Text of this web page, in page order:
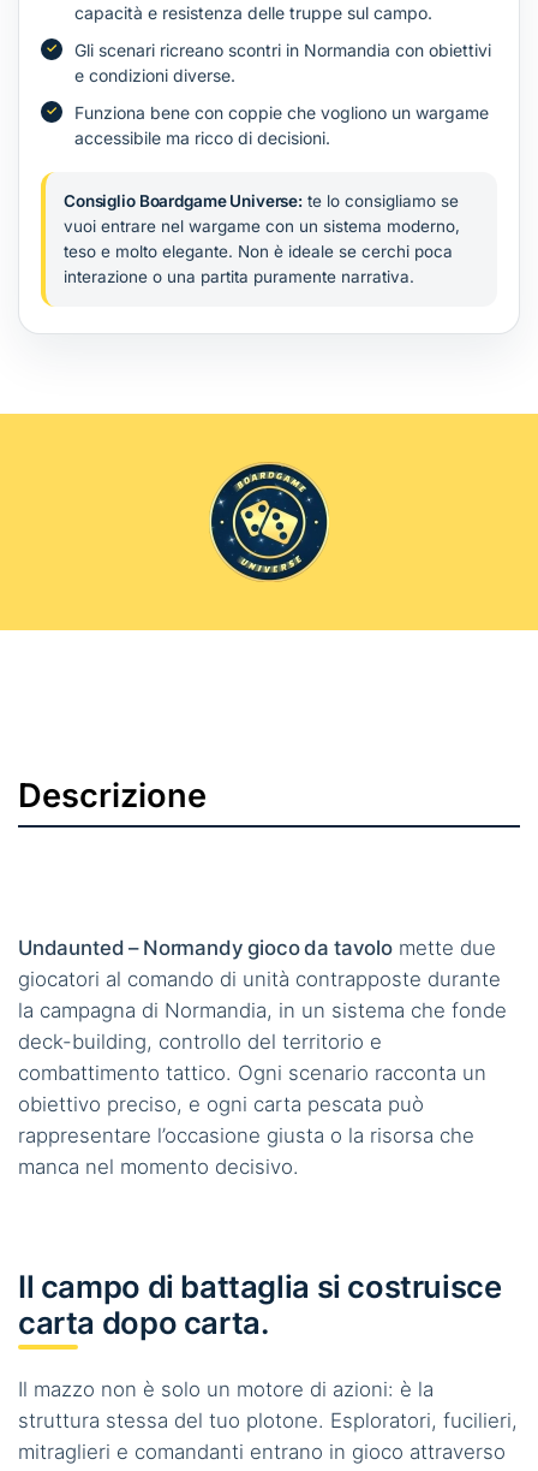
capacità e resistenza delle truppe sul campo.
Gli scenari ricreano scontri in Normandia con obiettivi
e condizioni diverse.
Funziona bene con coppie che vogliono un wargame
accessibile ma ricco di decisioni.
Consiglio Boardgame Universe: te lo consigliamo se
vuoi entrare nel wargame con un sistema moderno,
teso e molto elegante. Non è ideale se cerchi poca
interazione o una partita puramente narrativa.
Descrizione
Undaunted – Normandy gioco da tavolomette due
giocatori al comando di unità contrapposte durante
la campagna di Normandia, in un sistema che fonde
deck-building, controllo del territorio e
combattimento tattico. Ogni scenario racconta un
obiettivo preciso, e ogni carta pescata può
rappresentare l’occasione giusta o la risorsa che
manca nel momento decisivo.
Il campo di battaglia si costruisce
carta dopo carta.
Il mazzo non è solo un motore di azioni: è la
struttura stessa del tuo plotone. Esploratori, fucilieri,
mitraglieri e comandanti entrano in gioco attraverso